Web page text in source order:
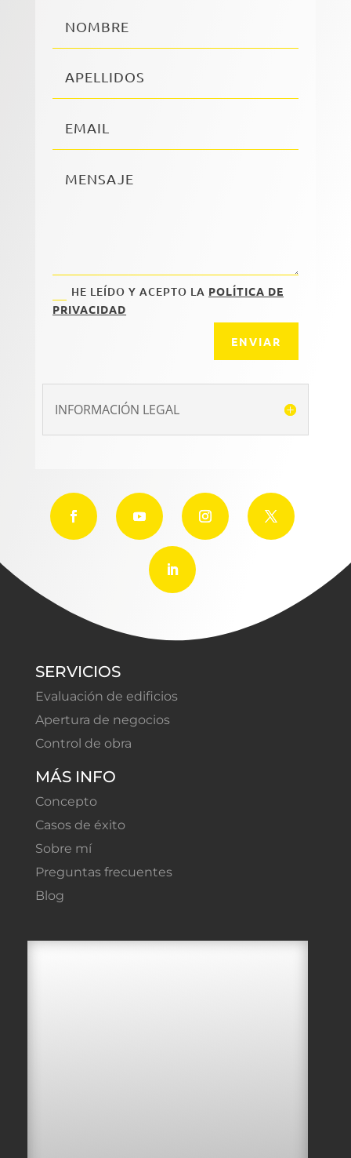
HE LEÍDO Y ACEPTO LA POLÍTICA DE
PRIVACIDAD
ENVIAR
INFORMACIÓN LEGAL
SERVICIOS
Evaluación de edificios
Apertura de negocios
Control de obra
MÁS INFO
Concepto
Casos de éxito
Sobre mí
Preguntas frecuentes
Blog